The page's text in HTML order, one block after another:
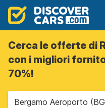
Cerca le offerte di
con i migliori
70%!
Bergamo Aeroporto